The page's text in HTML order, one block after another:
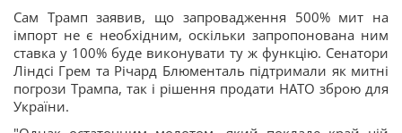
Сам Трамп заявив, що запровадження 500% мит на
імпорт не є необхідним, оскільки запропонована ним
ставка у 100% буде виконувати ту ж функцію. Сенатори
Ліндсі Грем та Річард Блюменталь підтримали як митні
погрози Трампа, так і рішення продати НАТО зброю для
України.